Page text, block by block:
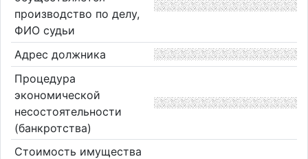
производство по делу,
ФИО судьи
Адрес должника
Процедура
экономической
несостоятельности
(банкротства)
Стоимость имущества